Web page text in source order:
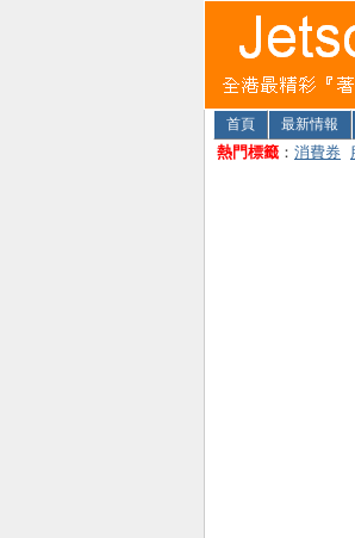
首頁 最新情報
熱門標籤 ： 消費券